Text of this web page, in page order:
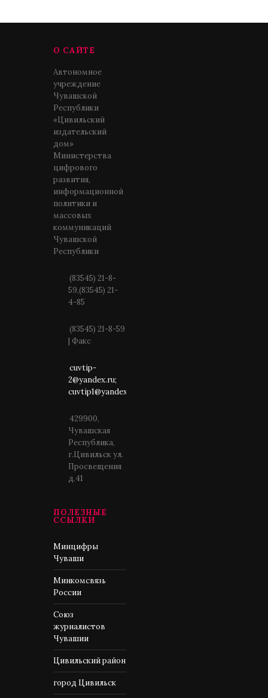
О САЙТЕ
Автономное
учреждение
Чувашской
Республики
«Цивильский
издательский
дом»
Министерства
цифрового
развития,
информационной
политики и
массовых
коммуникаций
Чувашской
Республики
(83545) 21-8-
59,(83545) 21-
4-85
(83545) 21-8-59
| Факс
cuvtip-
2@yandex.ru;
cuvtip1@yandex.ru
429900,
Чувашская
Республика,
г.Цивильск ул.
Просвещения
д.41
ПОЛЕЗНЫЕ
ССЫЛКИ
Минцифры
Чуваши
Минкомсвязь
России
Союз
журналистов
Чувашии
Цивильский район
город Цивильск